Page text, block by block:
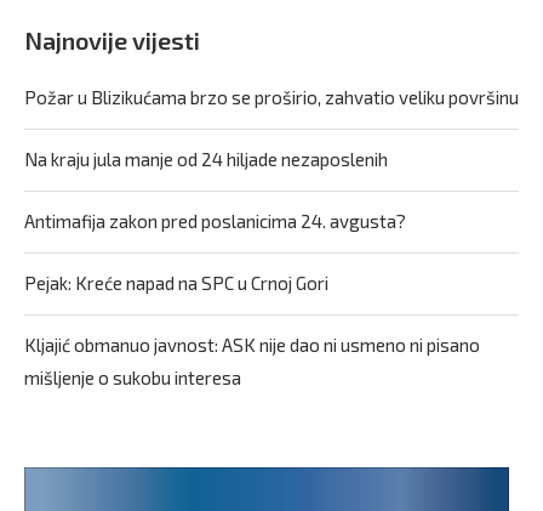
Najnovije vijesti
Požar u Blizikućama brzo se proširio, zahvatio veliku površinu
Na kraju jula manje od 24 hiljade nezaposlenih
Antimafija zakon pred poslanicima 24. avgusta?
Pejak: Kreće napad na SPC u Crnoj Gori
Kljajić obmanuo javnost: ASK nije dao ni usmeno ni pisano
mišljenje o sukobu interesa